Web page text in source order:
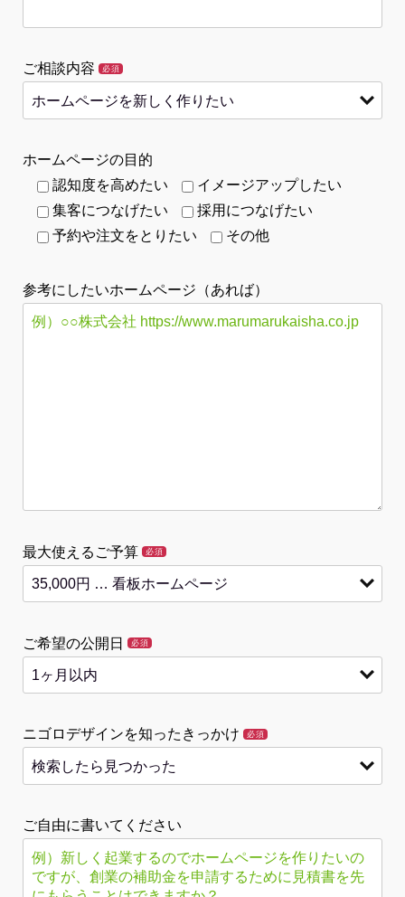
ご相談内容 必須
ホームページの目的
認知度を高めたい
イメージアップしたい
集客につなげたい
採用につなげたい
予約や注文をとりたい
その他
参考にしたいホームページ（あれば）
最大使えるご予算 必須
ご希望の公開日 必須
ニゴロデザインを知ったきっかけ 必須
ご自由に書いてください